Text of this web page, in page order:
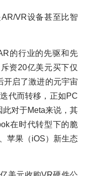
VR设备甚至比智
的行业的先驱和先
资20亿美元买下仅
开启了激进的元宇宙
代而转移，正如PC
对于Meta来说，其
在时代转型下的脆
苹果（iOS）新生态